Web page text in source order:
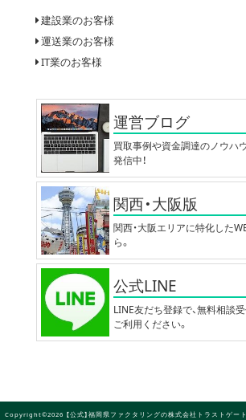
建設業のお客様
運送業のお客様
IT業のお客様
運営ブログ
買取事例や資金調達のノウハ
発信中！
関西・大阪版
関西・大阪エリアに特化した
ら。
公式LINE
LINE友だち登録で、無料相談
ご利用ください。
Copyright©2026 【公式】福岡県ファクタリングの株式会社トラストゲー